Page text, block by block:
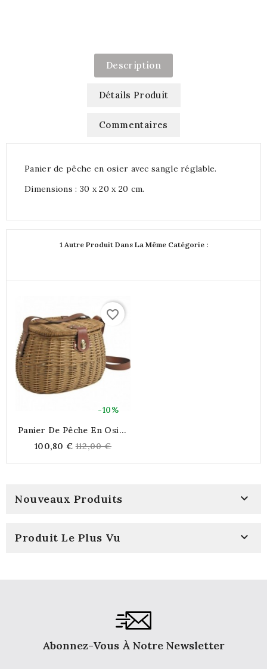
Description
Détails Produit
Commentaires
Panier de pêche en osier avec sangle réglable.
Dimensions : 30 x 20 x 20 cm.
1 Autre Produit Dans La Même Catégorie :
-10%
favorite_border
Panier De Pêche En Osier
100,80 € Regular
price
112,00 €
Nouveaux Produits 
Produit Le Plus Vu 
Abonnez-Vous À Notre Newsletter